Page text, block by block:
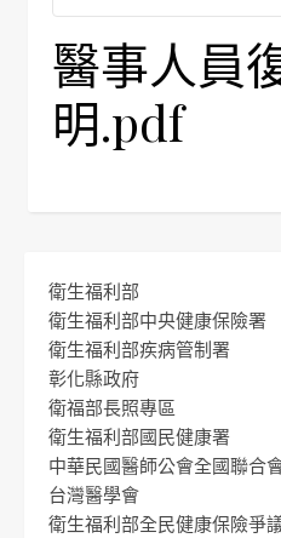
醫事人員
明.pdf
衛生福利部
衛生福利部中央健康保險署
衛生福利部疾病管制署
彰化縣政府
衛福部長照專區
衛生福利部國民健康署
中華民國醫師公會全國聯合
台灣醫學會
衛生福利部全民健康保險爭